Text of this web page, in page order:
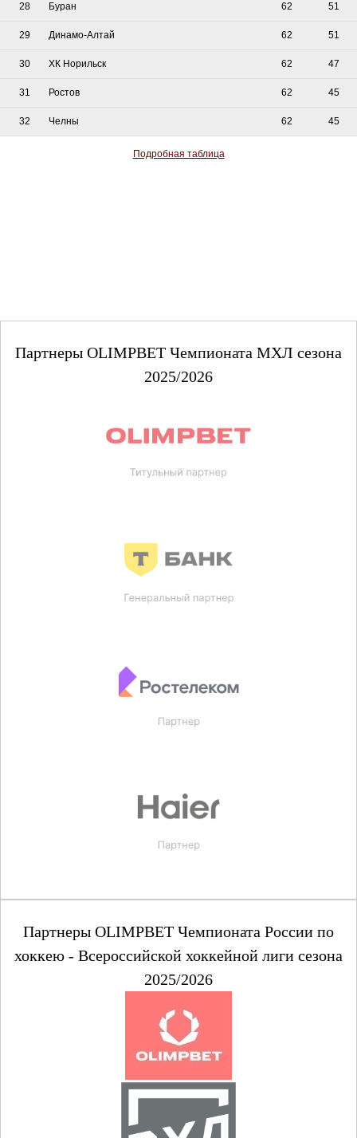
28 Буран 62 51
29 Динамо-Алтай 62 51
30 ХК Норильск 62 47
31 Ростов 62 45
32 Челны 62 45
Подробная таблица
Партнеры OLIMPBET Чемпионата МХЛ сезона
2025/2026
Партнеры OLIMPBET Чемпионата России по
хоккею - Всероссийской хоккейной лиги сезона
2025/2026